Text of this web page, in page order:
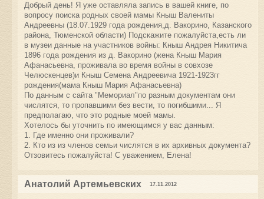
Добрый день! Я уже оставляла запись в вашей книге, по
вопросу поиска родных своей мамы Кныш Валениты
Андреевны (18.07.1929 года рождения,д. Вакорино, Казанского
района, Тюменской области) Подскажите пожалуйста,есть ли
в музеи данные на участников войны: Кныш Андрея Никитича
1896 года рождения из д. Вакорино (жена Кныш Мария
Афанасьевна, проживала во время войны в совхозе
Челюскенцев)и Кныш Семена Андреевича 1921-1923гг
рождения(мама Кныш Мария Афанасьевна)
По данным с сайта "Мемориал"по разным документам они
числятся, то пропавшими без вести, то погибшими... Я
предполагаю, что это родные моей мамы.
Хотелось бы уточнить по имеющимся у вас данным:
1. Где именно они проживали?
2. Кто из из членов семьи числятся в их архивных документа?
Отзовитесь пожалуйста! С уважением, Елена!
Анатолий Артемьевских 17.11.2012